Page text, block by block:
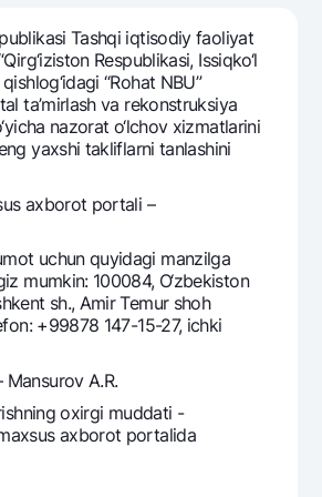
uchun
USD
savollar
qidiring
Tashqi iqtisodiy faoliyat
Respublikasi, Issiqko‘l
“Rohat NBU”
ta’mirlash va rekonstruksiya
nazorat o‘lchov xizmatlarini
yaxshi takliflarni tanlashini
axborot portali –
uchun quyidagi manzilga
mumkin: 100084, O‘zbekiston
sh., Amir Temur shoh
+99878 147-15-27, ichki
Mansurov A.R.
oxirgi muddati -
axborot portalida